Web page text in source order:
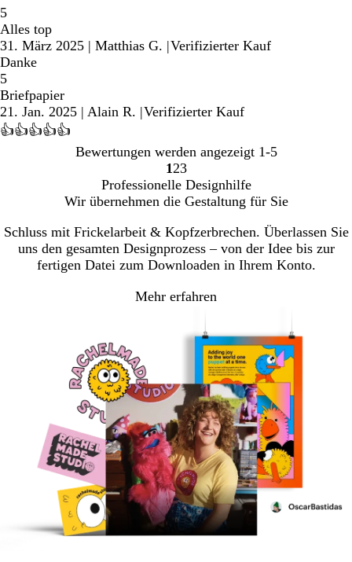
5
Alles top
31. März 2025 | Matthias G. |Verifizierter Kauf
Danke
5
Briefpapier
21. Jan. 2025 | Alain R. |Verifizierter Kauf
👍👍👍👍👍
Bewertungen werden angezeigt 1-5
Gehe
zu
Seite
1 Gehe
zu
Seite
2Gehe
zu
Seite
3
Professionelle Designhilfe
Wir übernehmen die Gestaltung für Sie
Schluss mit Frickelarbeit & Kopfzerbrechen. Überlassen Sie
uns den gesamten Designprozess – von der Idee bis zur
fertigen Datei zum Downloaden in Ihrem Konto.
Mehr erfahren